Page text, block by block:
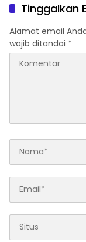
Tinggalkan
Alamat email
wajib ditandai *